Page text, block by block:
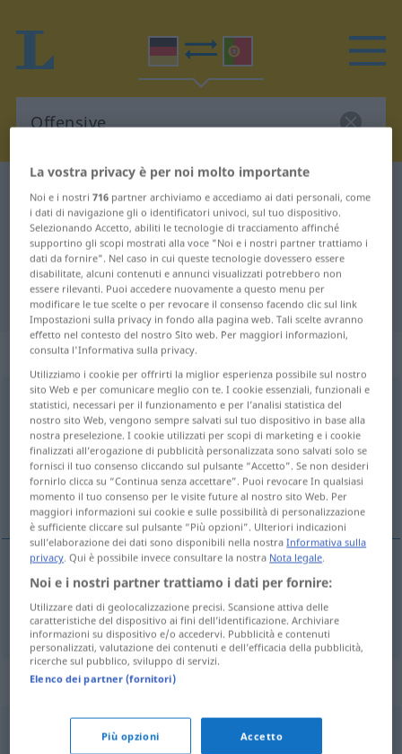
Dizionario Tedesco-Portoghese Offensive
Traduzione Tedesco-Portoghese
per "Offensive"
"Offensive" traduzione Portoghese
„Offensive“: Femininum
Offensive [ɔfɛnˈziːvə]f
Panoramica di tutte le traduzion
(Fai clic sulla/Tocca traduzione per maggiori dettagli)
ofensiva
ofensiva f Offensive
Sinonimi per "Offensive"
Übergriff,Sturm
La vostra privacy è per noi molto importante
Noi e i nostri716 partner archiviamo e accediamo ai dati personali, come
i dati di navigazione gli o identificatori univoci, sul tuo dispositivo.
Selezionando Accetto, abiliti le tecnologie di tracciamento affinché
supportino gli scopi mostrati alla voce "Noi e i nostri partner trattiamo i
dati da fornire". Nel caso in cui queste tecnologie dovessero essere
disabilitate, alcuni contenuti e annunci visualizzati potrebbero non
essere rilevanti. Puoi accedere nuovamente a questo menu per
modificare le tue scelte o per revocare il consenso facendo clic sul link
Impostazioni sulla privacy in fondo alla pagina web. Tali scelte avranno
effetto nel contesto del nostro Sito web. Per maggiori informazioni,
consulta l'Informativa sulla privacy.
Utilizziamo i cookie per offrirti la miglior esperienza possibile sul nostro
sito Web e per comunicare meglio con te. I cookie essenziali, funzionali e
statistici, necessari per il funzionamento e per l’analisi statistica del
nostro sito Web, vengono sempre salvati sul tuo dispositivo in base alla
nostra preselezione. I cookie utilizzati per scopi di marketing e i cookie
finalizzati all’erogazione di pubblicità personalizzata sono salvati solo se
fornisci il tuo consenso cliccando sul pulsante “Accetto”. Se non desideri
fornirlo clicca su “Continua senza accettare”. Puoi revocare In qualsiasi
momento il tuo consenso per le visite future al nostro sito Web. Per
maggiori informazioni sui cookie e sulle possibilità di personalizzazione
è sufficiente cliccare sul pulsante “Più opzioni”. Ulteriori indicazioni
sull’elaborazione dei dati sono disponibili nella nostraInformativa sulla
privacy. Qui è possibile invece consultare la nostra Nota legale.
Noi e i nostri partner trattiamo i dati per fornire:
Utilizzare dati di geolocalizzazione precisi. Scansione attiva delle
caratteristiche del dispositivo ai fini dell’identificazione. Archiviare
informazioni su dispositivo e/o accedervi. Pubblicità e contenuti
personalizzati, valutazione dei contenuti e dell’efficacia della pubblicità,
ricerche sul pubblico, sviluppo di servizi.
Elenco dei partner (fornitori)
Più opzioni Accetto